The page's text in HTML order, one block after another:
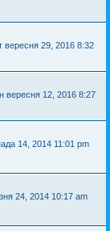
вересня 29, 2016 8:32
вересня 12, 2016 8:27
14, 2014 11:01 pm
24, 2014 10:17 am